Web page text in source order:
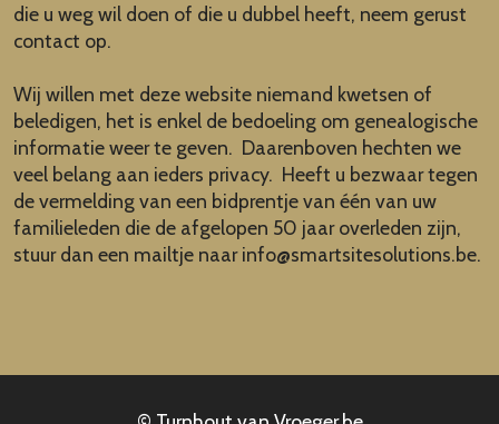
die u weg wil doen of die u dubbel heeft, neem gerust
contact op.
Wij willen met deze website niemand kwetsen of
beledigen, het is enkel de bedoeling om genealogische
informatie weer te geven. Daarenboven hechten we
veel belang aan ieders privacy. Heeft u bezwaar tegen
de vermelding van een bidprentje van één van uw
familieleden die de afgelopen 50 jaar overleden zijn,
stuur dan een mailtje naarinfo@smartsitesolutions.be.